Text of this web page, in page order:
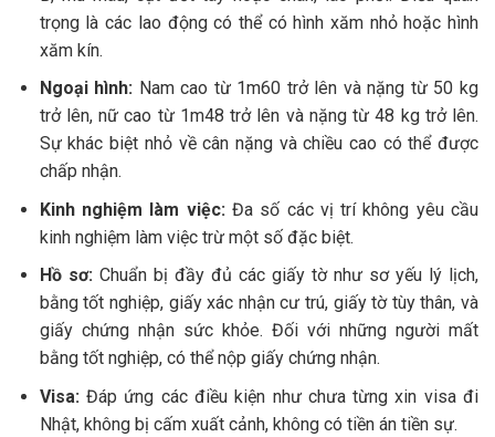
trọng là các lao động có thể có hình xăm nhỏ hoặc hình
xăm kín.
Ngoại hình: Nam cao từ 1m60 trở lên và nặng từ 50 kg
trở lên, nữ cao từ 1m48 trở lên và nặng từ 48 kg trở lên.
Sự khác biệt nhỏ về cân nặng và chiều cao có thể được
chấp nhận.
Kinh nghiệm làm việc:Đa số các vị trí không yêu cầu
kinh nghiệm làm việc trừ một số đặc biệt.
Hồ sơ:Chuẩn bị đầy đủ các giấy tờ như sơ yếu lý lịch,
bằng tốt nghiệp, giấy xác nhận cư trú, giấy tờ tùy thân, và
giấy chứng nhận sức khỏe. Đối với những người mất
bằng tốt nghiệp, có thể nộp giấy chứng nhận.
Visa:Đáp ứng các điều kiện như chưa từng xin visa đi
Nhật, không bị cấm xuất cảnh, không có tiền án tiền sự.